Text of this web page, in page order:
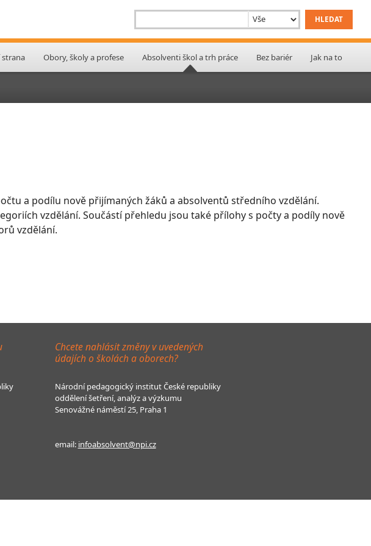
Obory, školy a profese Absolventi škol a trh práce Bez bariér Jak na to
a podílu nově přijímaných žáků a absolventů středního vzdělání.
vzdělání. Součástí přehledu jsou také přílohy s počty a podíly nově
vzdělání.
Chcete nahlásit změny v uvedených
údajích o školách a oborech?
Národní pedagogický institut České republiky
oddělení šetření, analýz a výzkumu
Senovážné náměstí 25, Praha 1
email: infoabsolvent@npi.cz